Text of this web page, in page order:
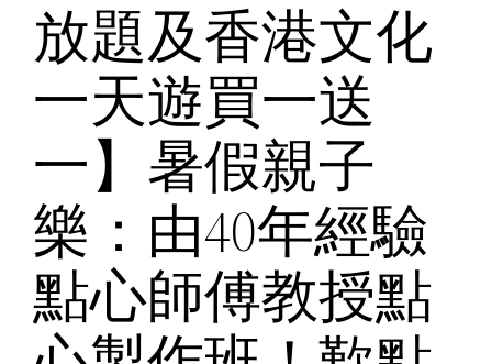
放題及香港文化
一天遊買一送
一】暑假親子
樂：由40年經驗
點心師傅教授點